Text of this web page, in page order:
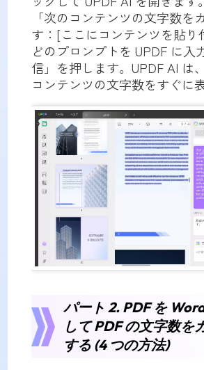
「次のコンテンツの文字数を
す：[ここにコンテンツを貼り
どのプロンプトを UPDF に入
信」を押します。UPDF AI は
コンテンツの文字数をすぐに
パート 2. PDF を
して PDF の文字数を
する (4 つの方法)